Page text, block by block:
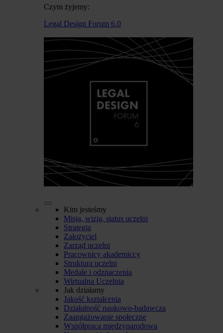
Czym żyjemy:
Legal Design Forum 6.0
Kim jesteśmy
Misja, wizja, status uczelni
Strategia
Założyciel
Zarząd uczelni
Pracownicy akademiccy
Struktura uczelni
Medale i odznaczenia
Wirtualna Uczelnia
Jak działamy
Jakość kształcenia
Działalność naukowo-badawcza
Zaangażowanie społeczne
Współpraca międzynarodowa